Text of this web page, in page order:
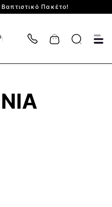
Πακέτο!
Cart